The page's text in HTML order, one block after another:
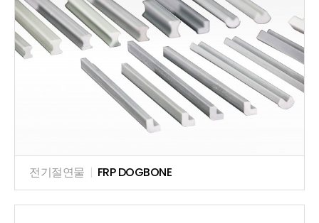
전기절연물 | FRP DOGBONE